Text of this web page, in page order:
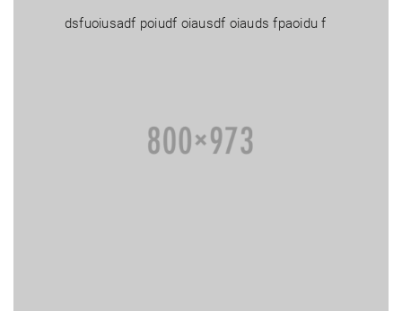
dsfuoiusadf poiudf oiausdf oiauds fpaoidu f